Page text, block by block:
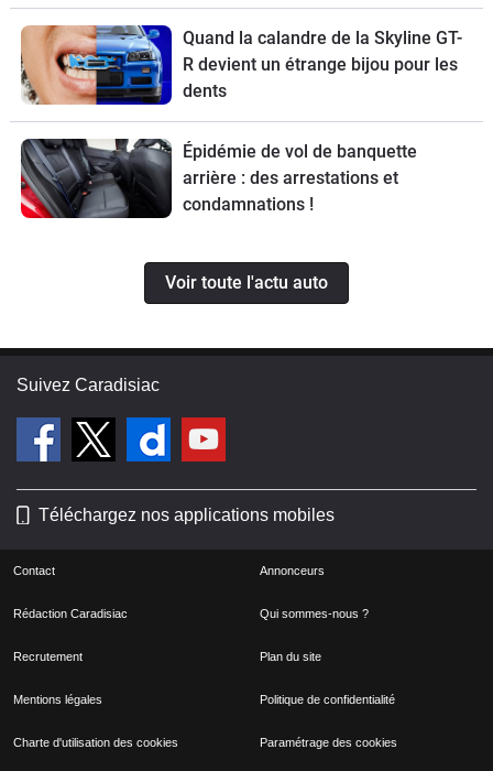
Quand la calandre de la Skyline GT-
R devient un étrange bijou pour les
dents
Épidémie de vol de banquette
arrière : des arrestations et
condamnations !
Voir toute l'actu auto
Suivez Caradisiac
Téléchargez nos applications mobiles
Contact Annonceurs
Rédaction Caradisiac Qui sommes-nous ?
Recrutement Plan du site
Mentions légales Politique de confidentialité
Charte d'utilisation des cookies Paramétrage des cookies